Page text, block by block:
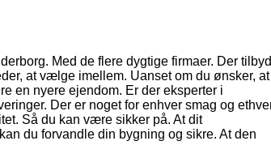
Med de flere dygtige firmaer. Der
at vælge imellem. Uanset om du ønsker, at
en nyere ejendom. Er der eksperter i
Der er noget for enhver smag og
Så du kan være sikker på. At dit
du forvandle din bygning og sikre. At den